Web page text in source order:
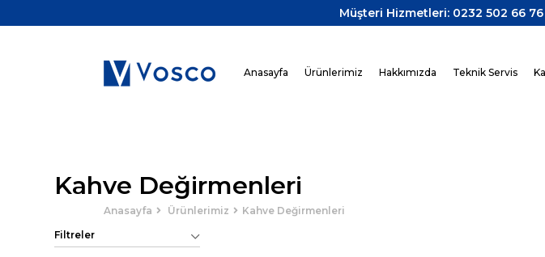
Müşteri Hizmetleri: 0232 502 66 76
Anasayfa Ürünlerimiz Hakkımızda Teknik Servis
Kahve Değirmenleri
Anasayfa Ürünlerimiz
Kahve Değirmenleri
Filtreler